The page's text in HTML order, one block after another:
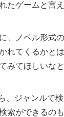
たゲームと言え
、ノベル形式
れてくるかと
みてほしいなと
、ジャンルで
索ができるのも